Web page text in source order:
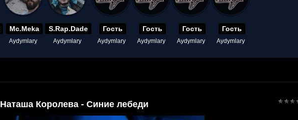
Mc.Meka
Aydymlary
S.Rap.Dade
Aydymlary
Гость
Aydymlary
Гость
Aydymlary
Гость
Aydymlary
Гость
Aydymlary
Наташа Королева - Синие лебеди